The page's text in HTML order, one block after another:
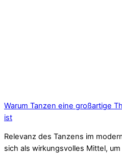
Warum Tanzen eine großartige
ist
Relevanz des Tanzens im
sich als wirkungsvolles Mittel,